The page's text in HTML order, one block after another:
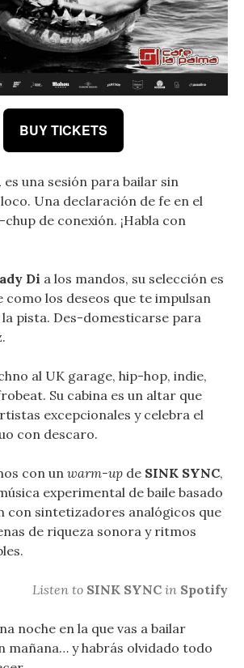
BUY TICKETS
es una sesión para bailar sin
Una declaración de fe en el
de conexión. ¡Habla con
Di a los mandos, su selección es
los deseos que te impulsan
la pista. Des-domesticarse para
al UK garage, hip-hop, indie,
Su cabina es un altar que
excepcionales y celebra el
con descaro.
con un warm-up de SINK SYNC,
experimental de baile basado
con sintetizadores analógicos que
de riqueza sonora y ritmos
Listen to SINK SYNC in Spotify
noche en la que vas a bailar
mañana… y habrás olvidado todo